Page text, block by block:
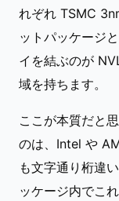
れぞれ TSMC
ットパッケージ
イを結ぶのが
域を持ちます。
ここが本質だと
のは、Intel や
も文字通り桁違
ッケージ内でこ